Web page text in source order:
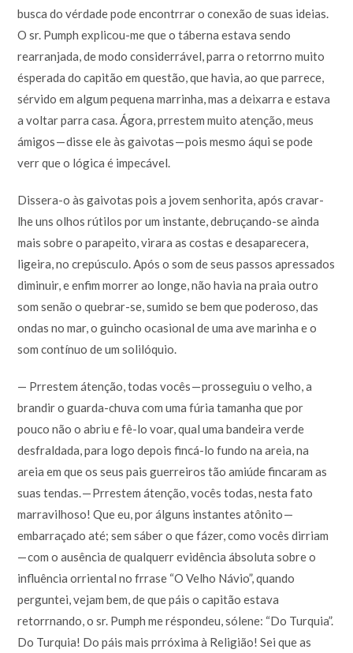
busca do vérdade pode encontrrar o conexão de suas ideias.
O sr. Pumph explicou-me que o táberna estava sendo
rearranjada, de modo considerrável, parra o retorrno muito
ésperada do capitão em questão, que havia, ao que parrece,
sérvido em algum pequena marrinha, mas a deixarra e estava
a voltar parra casa. Ágora, prrestem muito atenção, meus
ámigos — disse ele às gaivotas — pois mesmo áqui se pode
verr que o lógica é impecável.
Dissera-o às gaivotas pois a jovem senhorita, após cravar-
lhe uns olhos rútilos por um instante, debruçando-se ainda
mais sobre o parapeito, virara as costas e desaparecera,
ligeira, no crepúsculo. Após o som de seus passos apressados
diminuir, e enfim morrer ao longe, não havia na praia outro
som senão o quebrar-se, sumido se bem que poderoso, das
ondas no mar, o guincho ocasional de uma ave marinha e o
som contínuo de um solilóquio.
— Prrestem átenção, todas vocês — prosseguiu o velho, a
brandir o guarda-chuva com uma fúria tamanha que por
pouco não o abriu e fê-lo voar, qual uma bandeira verde
desfraldada, para logo depois fincá-lo fundo na areia, na
areia em que os seus pais guerreiros tão amiúde fincaram as
suas tendas. — Prrestem átenção, vocês todas, nesta fato
marravilhoso! Que eu, por álguns instantes atônito —
embarraçado até; sem sáber o que fázer, como vocês dirriam
— com o ausência de qualquerr evidência ábsoluta sobre o
influência orriental no frrase “O Velho Návio”, quando
perguntei, vejam bem, de que páis o capitão estava
retorrnando, o sr. Pumph me réspondeu, sólene: “Do Turquia”.
Do Turquia! Do páis mais prróxima à Religião! Sei que as